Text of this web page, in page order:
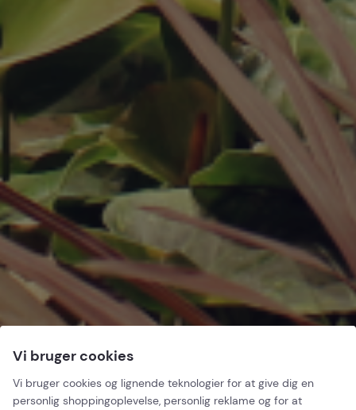
Vi bruger cookies
Vi bruger cookies og lignende teknologier for at give dig en
personlig shoppingoplevelse, personlig reklame og for at